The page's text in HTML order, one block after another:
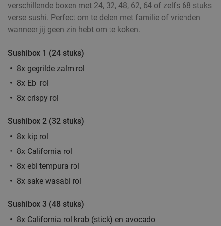
verschillende boxen met 24, 32, 48, 62, 64 of zelfs 68 stuks
verse sushi. Perfect om te delen met familie of vrienden
wanneer jij geen zin hebt om te koken.
Sushibox 1 (24 stuks)
8x gegrilde zalm rol
8x Ebi rol
8x crispy rol
Sushibox 2 (32 stuks)
8x kip rol
8x California rol
8x ebi tempura rol
8x sake wasabi rol
Sushibox 3 (48 stuks)
8x California rol krab (stick) en avocado